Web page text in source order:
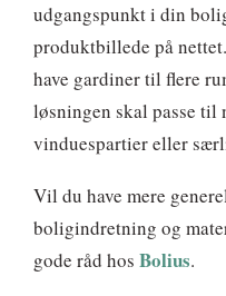
udgangspunkt i din
produktbillede på
have gardiner til flere
løsningen skal passe til
vinduespartier eller
Vil du have mere
boligindretning og
gode råd hos Bolius.